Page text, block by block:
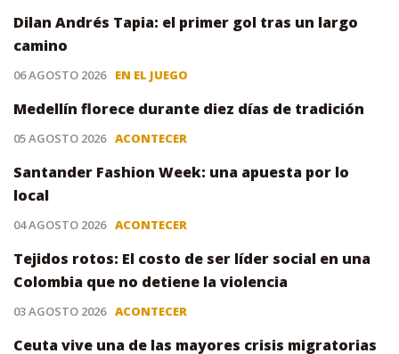
Dilan Andrés Tapia: el primer gol tras un largo
camino
06 AGOSTO 2026 EN EL JUEGO
Medellín florece durante diez días de tradición
05 AGOSTO 2026 ACONTECER
Santander Fashion Week: una apuesta por lo
local
04 AGOSTO 2026 ACONTECER
Tejidos rotos: El costo de ser líder social en una
Colombia que no detiene la violencia
03 AGOSTO 2026 ACONTECER
Ceuta vive una de las mayores crisis migratorias